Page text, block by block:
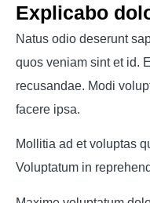
Explicabo
Natus odio deserunt
quos veniam sint et id.
recusandae. Modi
facere ipsa.
Mollitia ad et voluptas
Voluptatum in